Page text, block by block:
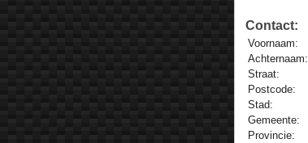
Contact:
Voornaam:
Achternaam:
Straat:
Postcode:
Stad:
Gemeente:
Provincie: